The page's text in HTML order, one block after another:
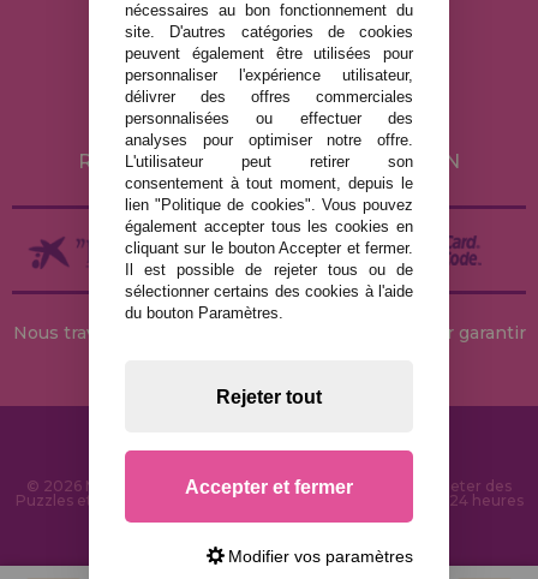
MENTIONS LÉGALES
POLITIQUE DE CONFIDENTIALITÉ
POLITIQUE DE COOKIES
LIVRAISON ET RETOUR
RETOURS / DROIT DE RÉTRACTATION
Nous travaillons avec des stocks permanents pour garantir
© 2026 MaisonDesPuzzles.fr - Boutique en ligne pour acheter des
Puzzles et des Casse-têtes sur Internet. Livraison rapide en 24 heures
nécessaires au bon fonctionnement du
site. D'autres catégories de cookies
peuvent également être utilisées pour
personnaliser l'expérience utilisateur,
délivrer des offres commerciales
personnalisées ou effectuer des
analyses pour optimiser notre offre.
L'utilisateur peut retirer son
consentement à tout moment, depuis le
lien "Politique de cookies". Vous pouvez
également accepter tous les cookies en
cliquant sur le bouton Accepter et fermer.
Il est possible de rejeter tous ou de
sélectionner certains des cookies à l'aide
du bouton Paramètres.
Rejeter tout
Accepter et fermer
Modifier vos paramètres